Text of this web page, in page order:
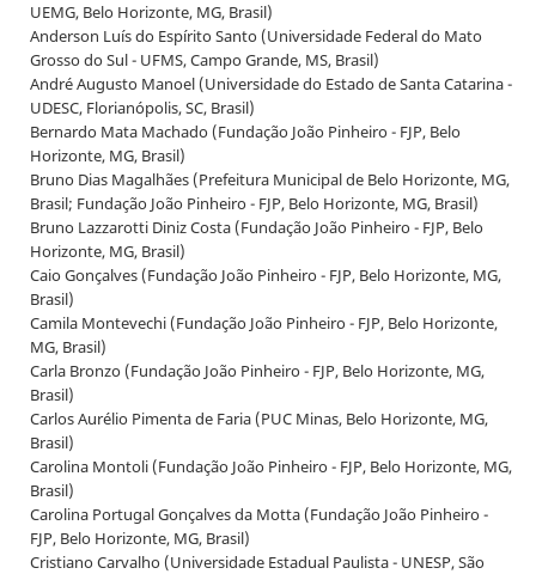
UEMG, Belo Horizonte, MG, Brasil)
Anderson Luís do Espírito Santo (Universidade Federal do Mato
Grosso do Sul - UFMS, Campo Grande, MS, Brasil)
André Augusto Manoel (Universidade do Estado de Santa Catarina -
UDESC, Florianópolis, SC, Brasil)
Bernardo Mata Machado (Fundação João Pinheiro - FJP, Belo
Horizonte, MG, Brasil)
Bruno Dias Magalhães (Prefeitura Municipal de Belo Horizonte, MG,
Brasil; Fundação João Pinheiro - FJP, Belo Horizonte, MG, Brasil)
Bruno Lazzarotti Diniz Costa (Fundação João Pinheiro - FJP, Belo
Horizonte, MG, Brasil)
Caio Gonçalves (Fundação João Pinheiro - FJP, Belo Horizonte, MG,
Brasil)
Camila Montevechi (Fundação João Pinheiro - FJP, Belo Horizonte,
MG, Brasil)
Carla Bronzo (Fundação João Pinheiro - FJP, Belo Horizonte, MG,
Brasil)
Carlos Aurélio Pimenta de Faria (PUC Minas, Belo Horizonte, MG,
Brasil)
Carolina Montoli (Fundação João Pinheiro - FJP, Belo Horizonte, MG,
Brasil)
Carolina Portugal Gonçalves da Motta (Fundação João Pinheiro -
FJP, Belo Horizonte, MG, Brasil)
Cristiano Carvalho (Universidade Estadual Paulista - UNESP, São